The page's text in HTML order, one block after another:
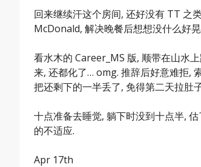
回来继续汗这个房间, 还好没有 TT 之
McDonald, 解决晚餐后想想没什么好
看水木的 Career_MS 版, 顺带在山水
来, 还都化了… omg. 推辞后好意难拒,
把还剩下的一半丢了, 免得第二天拉肚
十点准备去睡觉, 躺下时没到十点半,
的不适应.
Apr 17th